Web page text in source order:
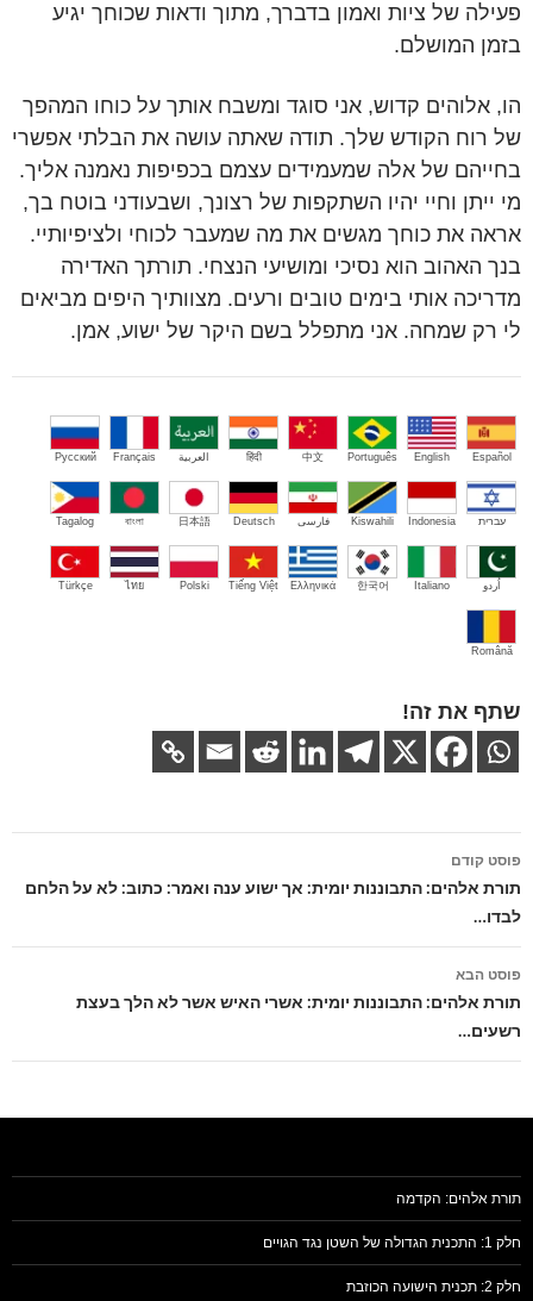
פעילה של ציות ואמון בדברך, מתוך ודאות שכוחך יגיע
בזמן המושלם.
הו, אלוהים קדוש, אני סוגד ומשבח אותך על כוחו המהפך
של רוח הקודש שלך. תודה שאתה עושה את הבלתי אפשרי
בחייהם של אלה שמעמידים עצמם בכפיפות נאמנה אליך.
מי ייתן וחיי יהיו השתקפות של רצונך, ושבעודני בוטח בך,
אראה את כוחך מגשים את מה שמעבר לכוחי ולציפיותיי.
בנך האהוב הוא נסיכי ומושיעי הנצחי. תורתך האדירה
מדריכה אותי בימים טובים ורעים. מצוותיך היפים מביאים
לי רק שמחה. אני מתפלל בשם היקר של ישוע, אמן.
Español
English
Português
中文
हिंदी العربية Français
Русский
עברית Indonesia
Kiswahili فارسی Deutsch
日本語
বাংলা
Tagalog
اُردو Italiano
한국어
Ελληνικά
Tiếng Việt
Polski
ไทย
Türkçe
Română
שתף את זה!
ניווט
בפוסטים
פוסט קודם
תורת אלהים: התבוננות יומית: אך ישוע ענה ואמר: כתוב: לא על הלחם
לבדו…
פוסט הבא
תורת אלהים: התבוננות יומית: אשרי האיש אשר לא הלך בעצת
רשעים…
תורת אלהים: הקדמה
חלק 1: התכנית הגדולה של השטן נגד הגויים
חלק 2: תכנית הישועה הכוזבת